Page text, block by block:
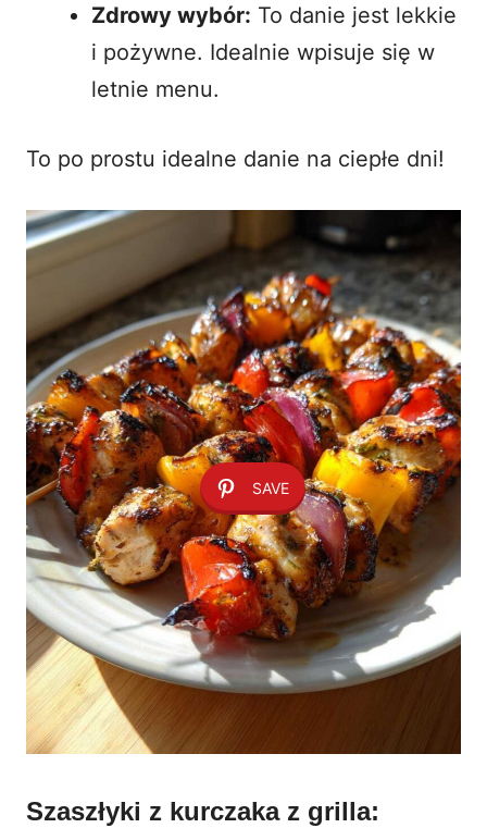
Zdrowy wybór: To danie jest lekkie
i pożywne. Idealnie wpisuje się w
letnie menu.
To po prostu idealne danie na ciepłe dni!
SAVE
Szaszłyki z kurczaka z grilla: